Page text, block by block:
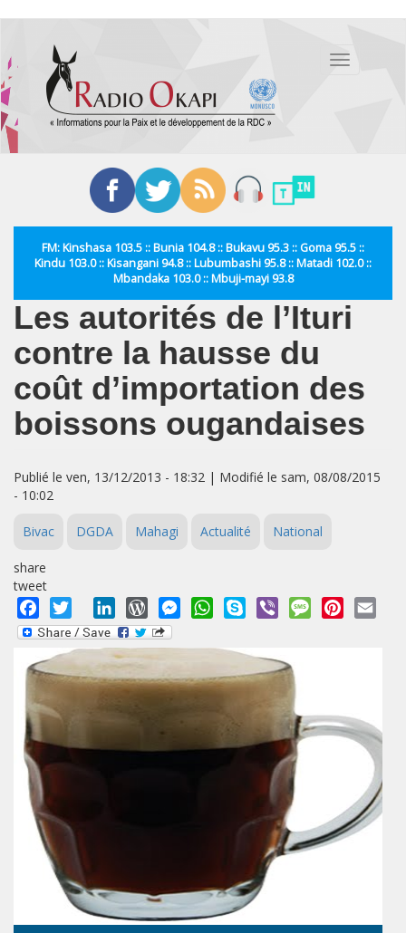
contenu
principal
Toggle
FM: Kinshasa 103.5 :: Bunia 104.8 :: Bukavu 95.3 :: Goma 95.5 ::
Kindu 103.0 :: Kisangani 94.8 :: Lubumbashi 95.8 :: Matadi 102.0 ::
Mbandaka 103.0 :: Mbuji-mayi 93.8
Les autorités de l’Ituri
contre la hausse du
coût d’importation des
boissons ougandaises
Publié le ven, 13/12/2013 - 18:32 | Modifié le sam, 08/08/2015
- 10:02
Bivac DGDA Mahagi Actualité National
share
tweet
Facebook
Twitter LinkedInWordPressMessengerWhatsApp
Skype Viber MessagePinterest